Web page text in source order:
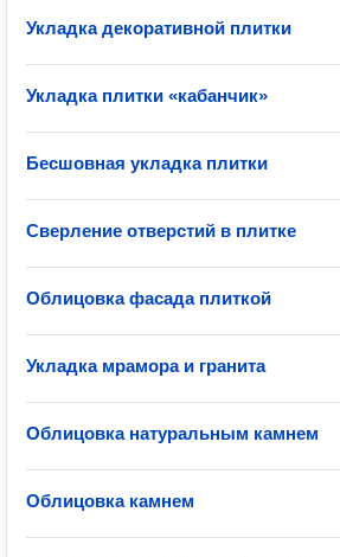
Укладка декоративной плитки
Укладка плитки «кабанчик»
Бесшовная укладка плитки
Сверление отверстий в плитке
Облицовка фасада плиткой
Укладка мрамора и гранита
Облицовка натуральным камнем
Облицовка камнем